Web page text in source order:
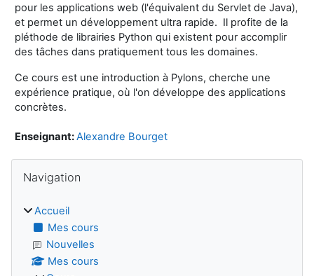
pour les applications web (l'équivalent du Servlet de Java),
et permet un développement ultra rapide. Il profite de la
pléthode de librairies Python qui existent pour accomplir
des tâches dans pratiquement tous les domaines.
Ce cours est une introduction à Pylons, cherche une
expérience pratique, où l'on développe des applications
concrètes.
Enseignant:Alexandre Bourget
Blocs
Navigation
Accueil
Mes cours
Nouvelles
Mes cours